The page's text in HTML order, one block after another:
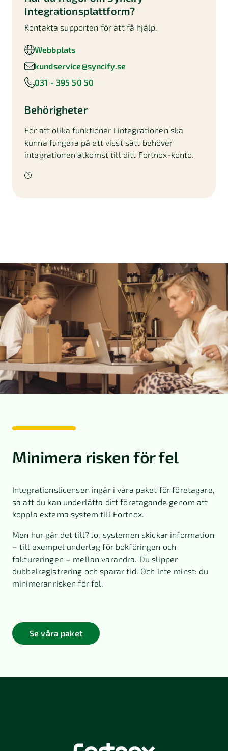
Integrationsplattform?
Kontakta supporten för att få hjälp.
Webbplats
kundservice@syncify.se
031 - 395 50 50
Behörigheter
För att olika funktioner i integrationen ska
kunna fungera på ett visst sätt behöver
integrationen åtkomst till ditt Fortnox-konto.
Minimera risken för fel
Integrationslicensen ingår i våra paket för företagare,
så att du kan underlätta ditt företagande genom att
koppla externa system till Fortnox.
Men hur går det till? Jo, systemen skickar information
– till exempel underlag för bokföringen och
faktureringen – mellan varandra. Du slipper
dubbelregistrering och sparar tid. Och inte minst: du
minimerar risken för fel.
Se våra paket